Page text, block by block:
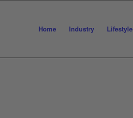
Home Industry Lifestyle